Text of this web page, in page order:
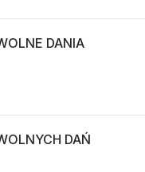
DANIA
DAŃ